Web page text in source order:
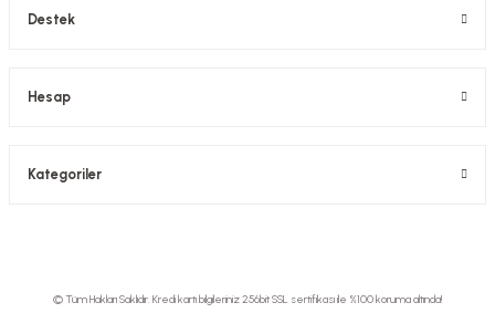
Destek
Hesap
Kategoriler
© Tüm Hakları Saklıdır. Kredi kartı bilgileriniz 256bit SSL sertifikası ile %100 koruma altında!